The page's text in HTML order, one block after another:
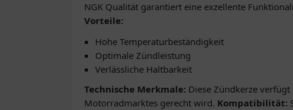
NGK Qualität garantiert eine exzellente
Vorteile:
Hohe Temperaturbeständigkeit
Optimale Zündleistung
Verlässliche Haltbarkeit
Technische Merkmale: Diese Zündkerze
Motorradmarktes gerecht wird. Kompatibilität: